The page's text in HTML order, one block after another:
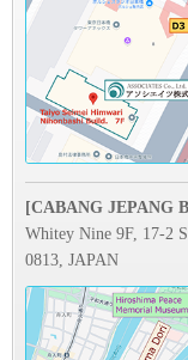
[CABANG JEPANG
Whitey Nine 9F, 17-2
0813, JAPAN